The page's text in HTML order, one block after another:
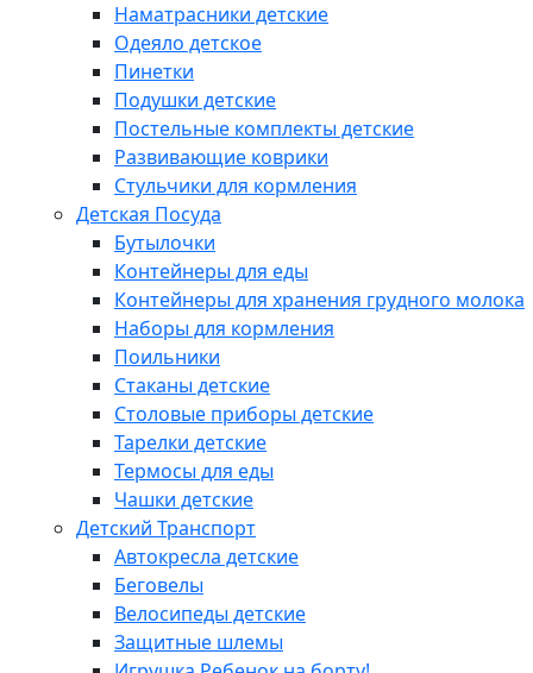
Наматрасники детские
Одеяло детское
Пинетки
Подушки детские
Постельные комплекты детские
Развивающие коврики
Стульчики для кормления
Детская Посуда
Бутылочки
Контейнеры для еды
Контейнеры для хранения грудного молока
Наборы для кормления
Поильники
Стаканы детские
Столовые приборы детские
Тарелки детские
Термосы для еды
Чашки детские
Детский Транспорт
Автокресла детские
Беговелы
Велосипеды детские
Защитные шлемы